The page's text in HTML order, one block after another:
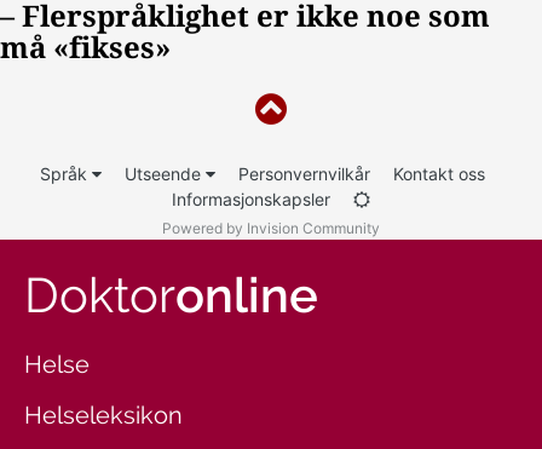
Språk Utseende Personvernvilkår
Kontakt oss
Informasjonskapsler
Powered by Invision Community
Doktoronline
Helse
Helseleksikon